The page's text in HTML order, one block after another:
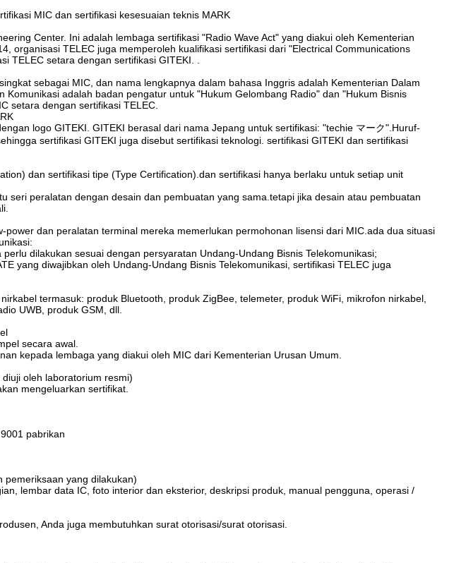
MIC dan sertifikasi kesesuaian teknis MARK
Center. Ini adalah lembaga sertifikasi "Radio Wave Act" yang diakui oleh Kementerian
organisasi TELEC juga memperoleh kualifikasi sertifikasi dari "Electrical Communications
TELEC setara dengan sertifikasi GITEKI. .
sebagai MIC, dan nama lengkapnya dalam bahasa Inggris adalah Kementerian Dalam
Komunikasi adalah badan pengatur untuk "Hukum Gelombang Radio" dan "Hukum Bisnis
setara dengan sertifikasi TELEC.
logo GITEKI. GITEKI berasal dari nama Jepang untuk sertifikasi: "techie マーク".Huruf-
sertifikasi GITEKI juga disebut sertifikasi teknologi. sertifikasi GITEKI dan sertifikasi
dan sertifikasi tipe (Type Certification).dan sertifikasi hanya berlaku untuk setiap unit
seri peralatan dengan desain dan pembuatan yang sama.tetapi jika desain atau pembuatan
dan peralatan terminal mereka memerlukan permohonan lisensi dari MIC.ada dua situasi
dilakukan sesuai dengan persyaratan Undang-Undang Bisnis Telekomunikasi;
yang diwajibkan oleh Undang-Undang Bisnis Telekomunikasi, sertifikasi TELEC juga
termasuk: produk Bluetooth, produk ZigBee, telemeter, produk WiFi, mikrofon nirkabel,
UWB, produk GSM, dll.
secara awal.
kepada lembaga yang diakui oleh MIC dari Kementerian Urusan Umum.
oleh laboratorium resmi)
mengeluarkan sertifikat.
pabrikan
pemeriksaan yang dilakukan)
lembar data IC, foto interior dan eksterior, deskripsi produk, manual pengguna, operasi /
Anda juga membutuhkan surat otorisasi/surat otorisasi.